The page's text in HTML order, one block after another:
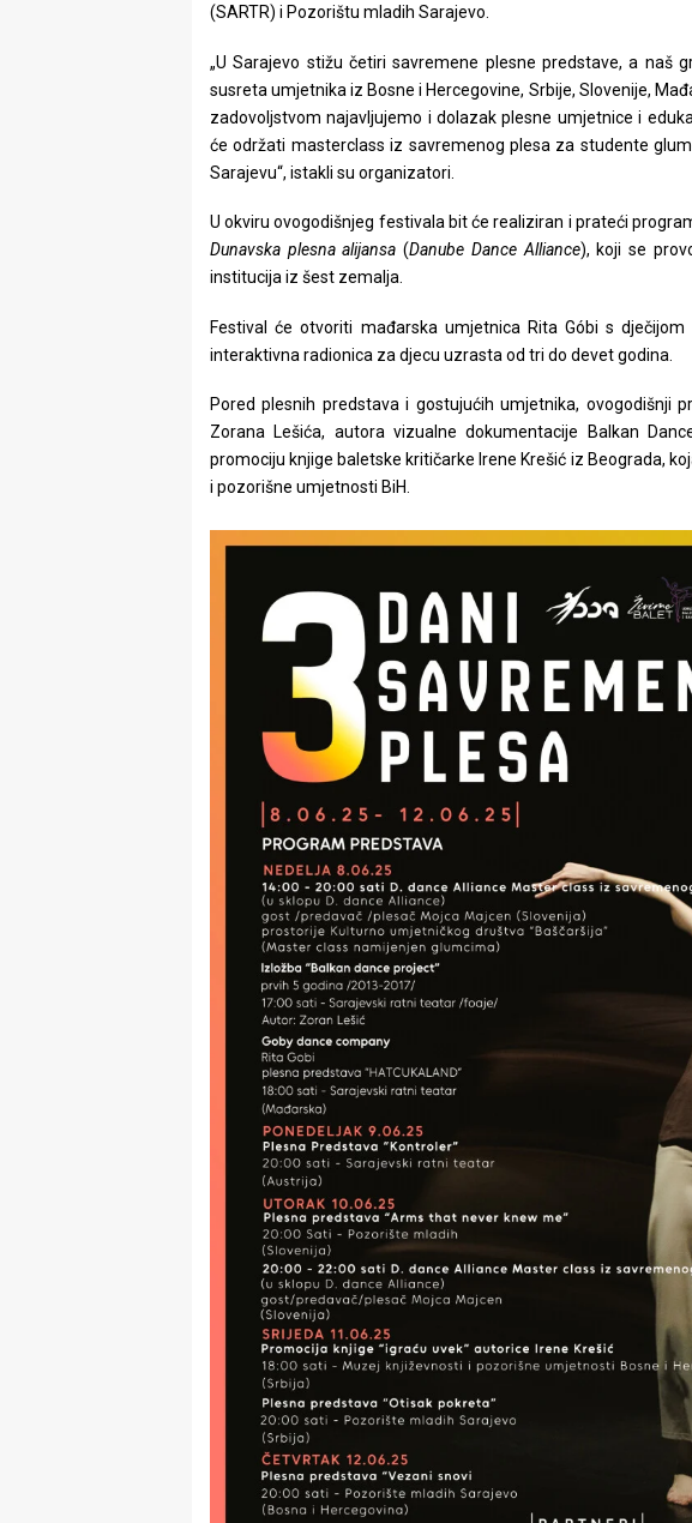
(SARTR) i Pozorištu mladih Sarajevo.
„U Sarajevo stižu četiri savremene plesne predstave, a naš
susreta umjetnika iz Bosne i Hercegovine, Srbije, Slovenije,
zadovoljstvom najavljujemo i dolazak plesne umjetnice i
će održati masterclass iz savremenog plesa za studente
Sarajevu“, istakli su organizatori.
U okviru ovogodišnjeg festivala bit će realiziran i prateći
Dunavska plesna alijansa (Danube Dance Alliance), koji se
institucija iz šest zemalja.
Festival će otvoriti mađarska umjetnica Rita Góbi s
interaktivna radionica za djecu uzrasta od tri do devet godina.
Pored plesnih predstava i gostujućih umjetnika, ovogodišnji
Zorana Lešića, autora vizualne dokumentacije Balkan
promociju knjige baletske kritičarke Irene Krešić iz Beograda,
i pozorišne umjetnosti BiH.